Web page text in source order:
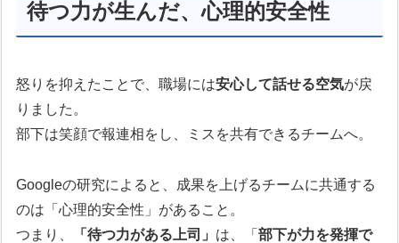
待つ力が生んだ、心理的安全性
怒りを抑えたことで、職場には安心して話せる空気が戻
りました。
部下は笑顔で報連相をし、ミスを共有できるチームへ。
Googleの研究によると、成果を上げるチームに共通する
のは「心理的安全性」があること。
つまり、
「待つ力がある上司」 は、「部下が力を発揮で